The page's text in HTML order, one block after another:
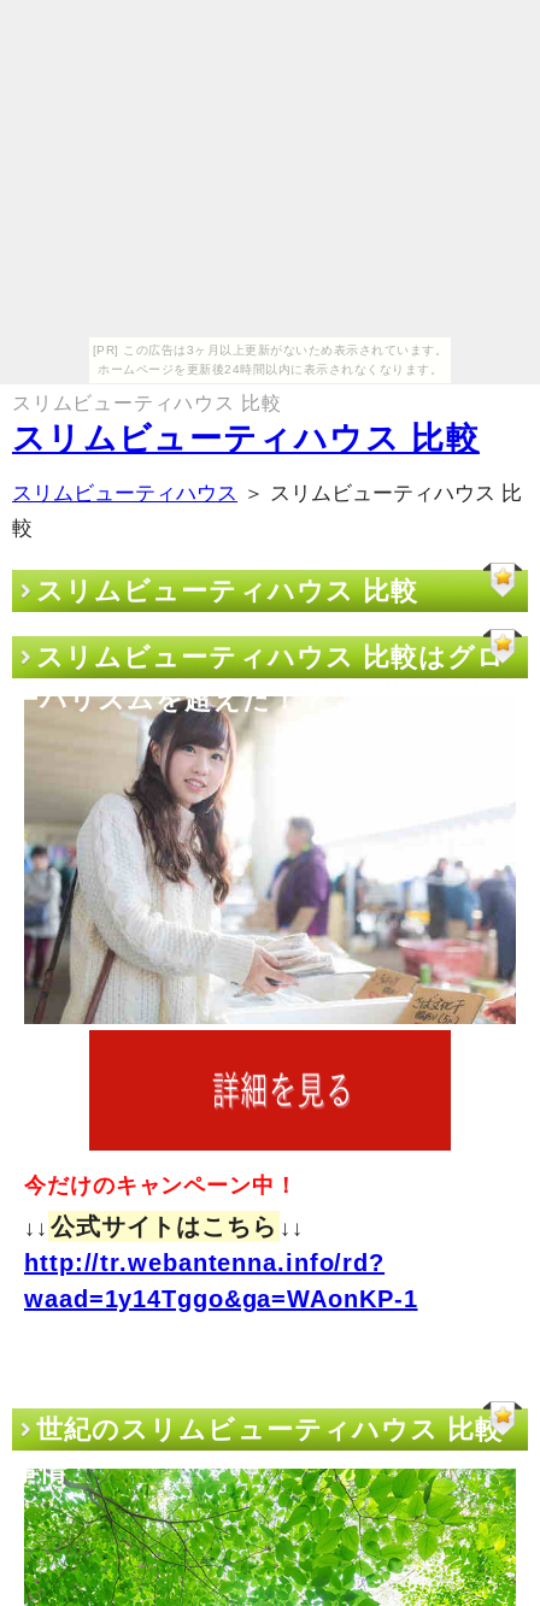
[PR] この広告は3ヶ月以上更新がないため表示されています。
ホームページを更新後24時間以内に表示されなくなります。
スリムビューティハウス 比較
スリムビューティハウス 比較
スリムビューティハウス ＞ スリムビューティハウス 比
較
スリムビューティハウス 比較
スリムビューティハウス 比較はグロ
ーバリズムを超えた！？
今だけのキャンペーン中！
↓↓ 公式サイトはこちら ↓↓
http://tr.webantenna.info/rd?
waad=1y14Tggo&ga=WAonKP-1
世紀のスリムビューティハウス 比較
事情